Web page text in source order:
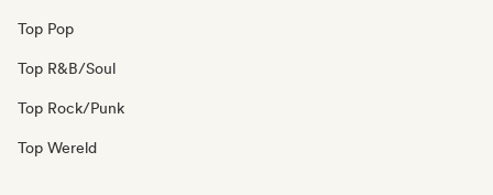
Top Pop
Top R&B/Soul
Top Rock/Punk
Top Wereld